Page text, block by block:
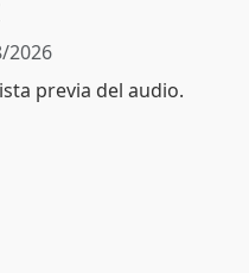
2026